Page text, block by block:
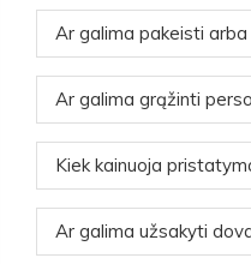
Ar galima pakeisti
Ar galima grąžinti
Kiek kainuoja
Ar galima užsakyti